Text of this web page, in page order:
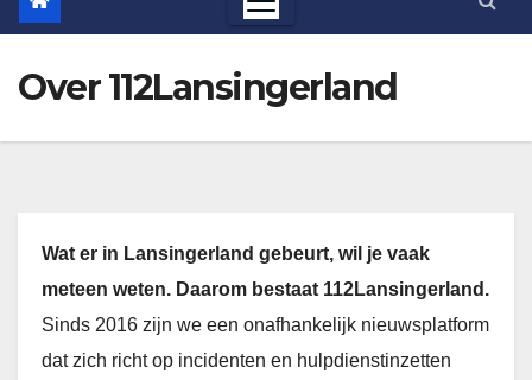
Over 112Lansingerland
Wat er in Lansingerland gebeurt, wil je vaak
meteen weten. Daarom bestaat 112Lansingerland.
Sinds 2016 zijn we een onafhankelijk nieuwsplatform
dat zich richt op incidenten en hulpdienstinzetten